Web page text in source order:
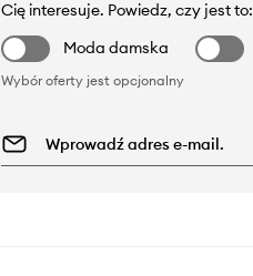
Cię interesuje. Powiedz, czy jest to:
Moda damska
Wybór oferty jest opcjonalny